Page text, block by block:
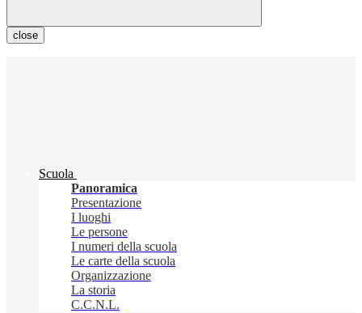
close
Scuola
Panoramica
Presentazione
I luoghi
Le persone
I numeri della scuola
Le carte della scuola
Organizzazione
La storia
C.C.N.L.